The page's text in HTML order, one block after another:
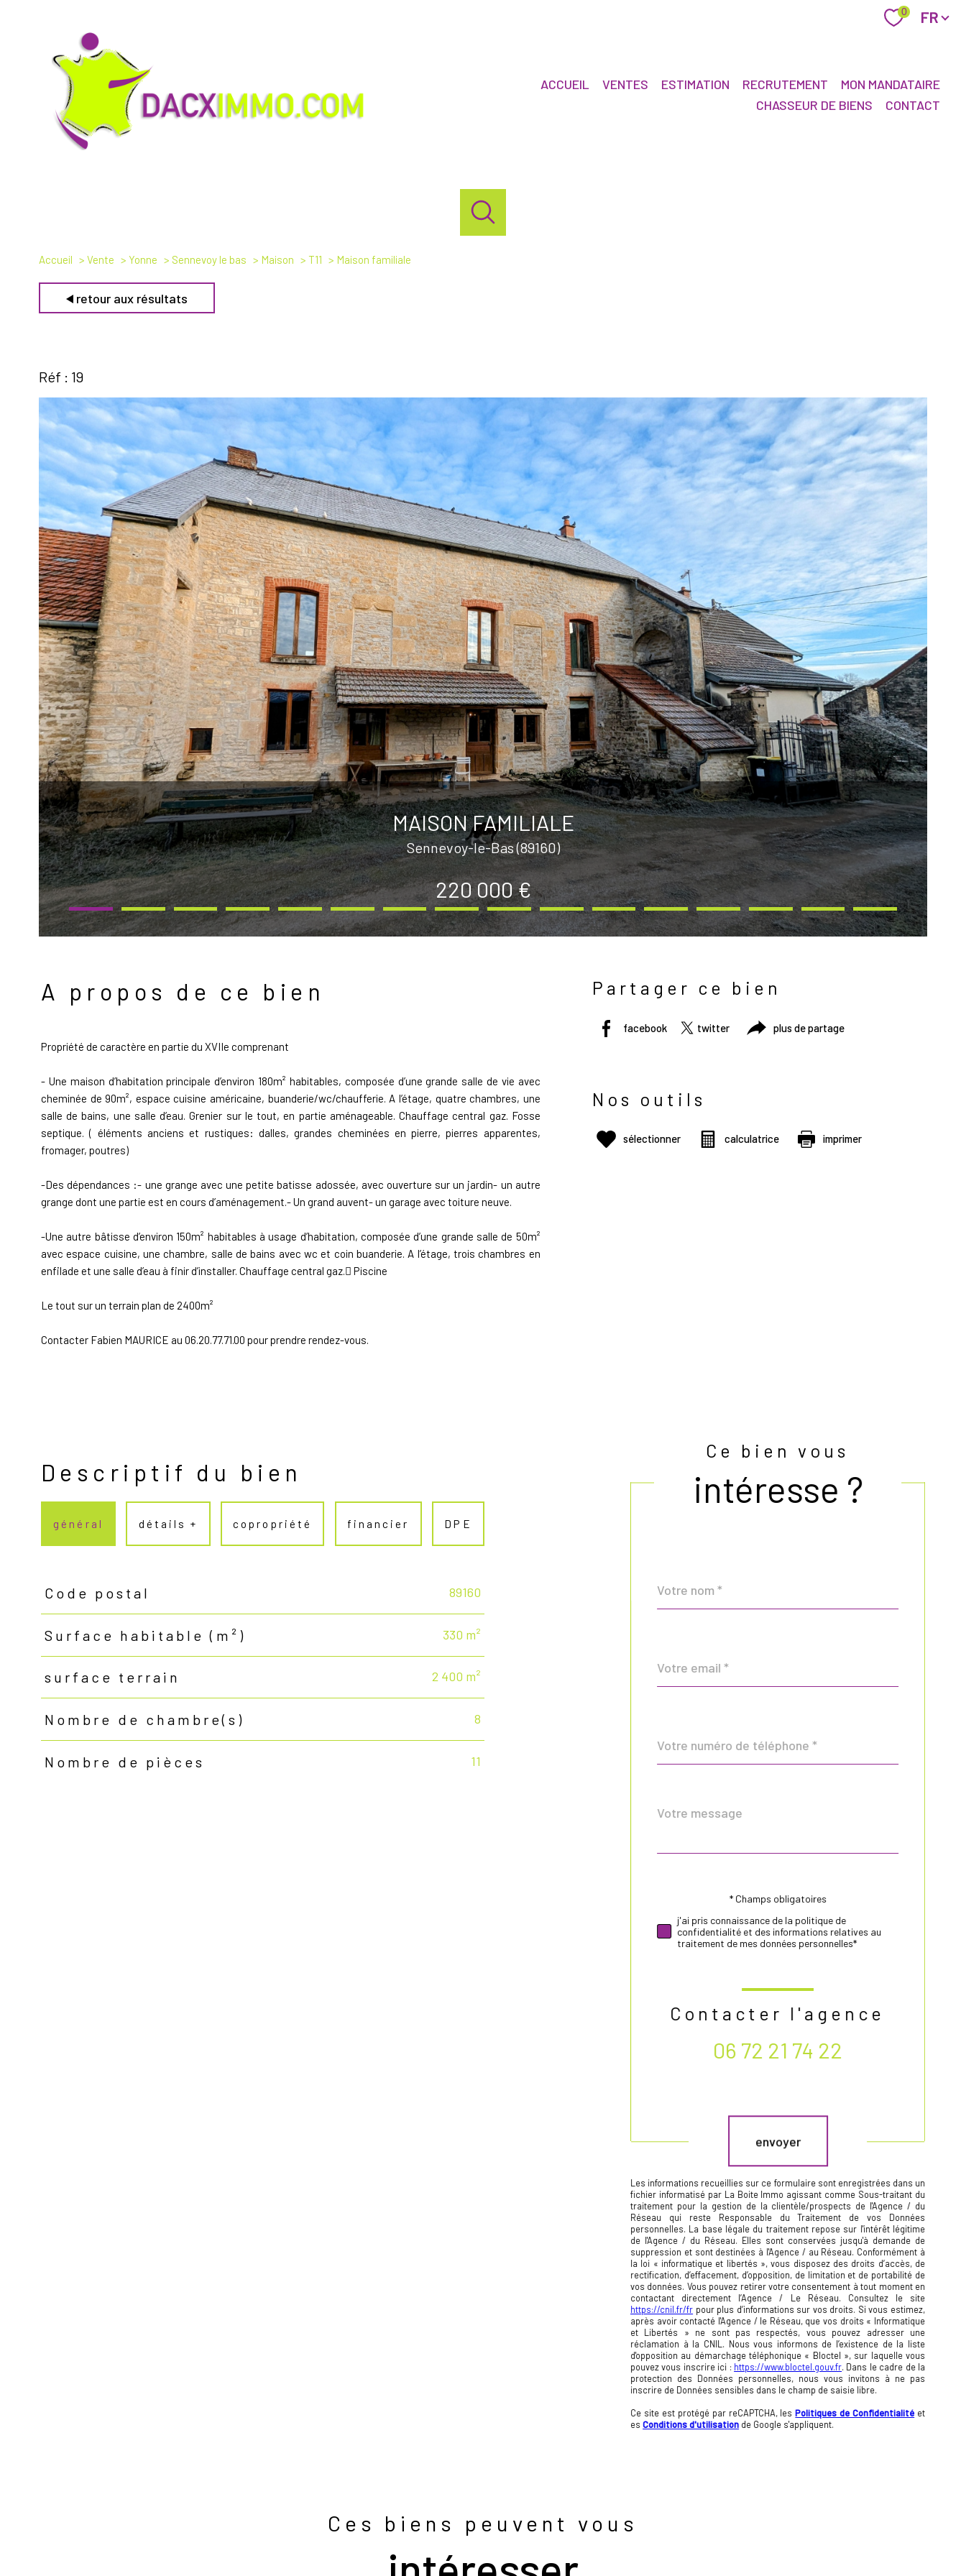
0 Langue
FR
ACCUEIL VENTES ESTIMATION RECRUTEMENT
MON MANDATAIRE
CHASSEUR DE BIENS
CONTACT
Accueil Vente Yonne Sennevoy le bas Maison T11 Maison familiale
retour aux résultats
Réf : 19
MAISON FAMILIALE
Sennevoy-le-Bas (89160)
220 000 €
A propos de ce bien
Propriété de caractère en partie du XVIIe comprenant
- Une maison d’habitation principale d’environ 180m² habitables, composée d’une grande salle de vie avec
cheminée de 90m², espace cuisine américaine, buanderie/wc/chaufferie. A l’étage, quatre chambres, une
salle de bains, une salle d’eau. Grenier sur le tout, en partie aménageable. Chauffage central gaz. Fosse
septique. ( éléments anciens et rustiques: dalles, grandes cheminées en pierre, pierres apparentes,
fromager, poutres)
-Des dépendances :- une grange avec une petite batisse adossée, avec ouverture sur un jardin- un autre
grange dont une partie est en cours d’aménagement.- Un grand auvent- un garage avec toiture neuve.
-Une autre bâtisse d’environ 150m² habitables à usage d’habitation, composée d’une grande salle de 50m²
avec espace cuisine, une chambre, salle de bains avec wc et coin buanderie. A l’étage, trois chambres en
enfilade et une salle d’eau à finir d’installer. Chauffage central gaz. Piscine
Le tout sur un terrain plan de 2400m²
Contacter Fabien MAURICE au 06.20.77.71.00 pour prendre rendez-vous.
Partager ce bien
facebook twitter plus de partage
Nos outils
sélectionner calculatrice imprimer
Descriptif du bien
général détails + copropriété financier DPE
TRAD_PAMPERO_Caracteristique
Code postal 89160
Surface habitable (m²) 330 m²
surface terrain 2 400 m²
Nombre de chambre(s) 8
Nombre de pièces 11
Ce bien vous
intéresse ?
par
*
*
*
Fieldset
défaut
Message
*
Validation* Champs obligatoires
j'ai pris connaissance de la politique de
confidentialité et des informations relatives au
traitement de mes données personnelles*
Contacter l'agence
06 72 21 74 22
envoyer
Les informations recueillies sur ce formulaire sont enregistrées dans un
fichier informatisé par La Boite Immo agissant comme Sous-traitant du
traitement pour la gestion de la clientèle/prospects de l'Agence / du
Réseau qui reste Responsable du Traitement de vos Données
personnelles. La base légale du traitement repose sur l'intérêt légitime
de l'Agence / du Réseau. Elles sont conservées jusqu'à demande de
suppression et sont destinées à l'Agence / au Réseau. Conformément à
la loi « informatique et libertés », vous disposez des droits d’accès, de
rectification, d’effacement, d’opposition, de limitation et de portabilité de
vos données. Vous pouvez retirer votre consentement à tout moment en
contactant directement l’Agence / Le Réseau. Consultez le site
https://cnil.fr/fr pour plus d’informations sur vos droits. Si vous estimez,
après avoir contacté l'Agence / le Réseau, que vos droits « Informatique
et Libertés » ne sont pas respectés, vous pouvez adresser une
réclamation à la CNIL. Nous vous informons de l’existence de la liste
d'opposition au démarchage téléphonique « Bloctel », sur laquelle vous
pouvez vous inscrire ici : https://www.bloctel.gouv.fr. Dans le cadre de la
protection des Données personnelles, nous vous invitons à ne pas
inscrire de Données sensibles dans le champ de saisie libre.
Ce site est protégé par reCAPTCHA, lesPolitiques de Confidentialitéet
esConditions d'utilisation de Google s'appliquent.
Ces biens peuvent vous